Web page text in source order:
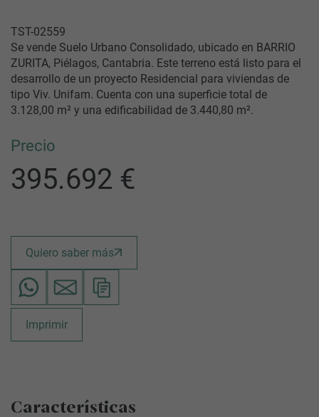
TST-02559
Se vende Suelo Urbano Consolidado, ubicado en BARRIO
ZURITA, Piélagos, Cantabria. Este terreno está listo para el
desarrollo de un proyecto Residencial para viviendas de
tipo Viv. Unifam. Cuenta con una superficie total de
3.128,00 m² y una edificabilidad de 3.440,80 m².
Precio
395.692 €
Quiero saber más
Imprimir
Características